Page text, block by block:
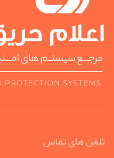
تلفن های تماس